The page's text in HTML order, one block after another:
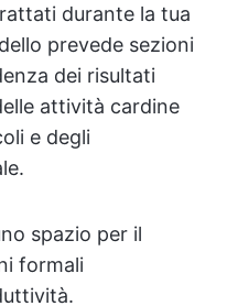
durante la tua
prevede sezioni
dei risultati
attività cardine
e degli
spazio per il
formali